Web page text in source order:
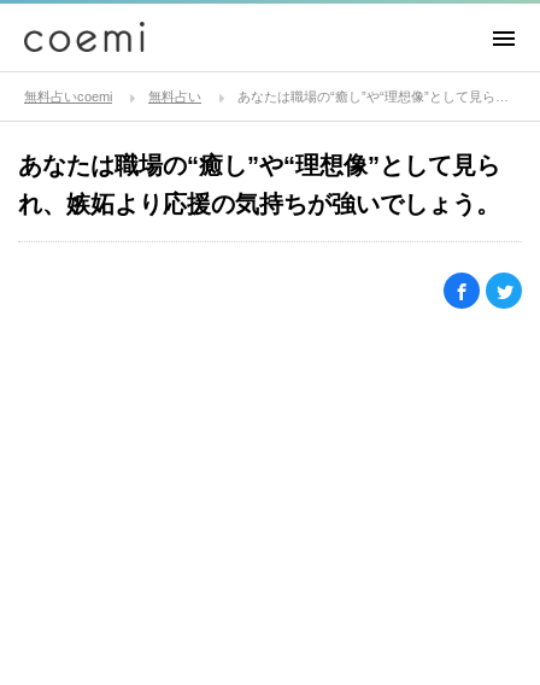
無料占いcoemi 無料占い
あなたは職場の“癒し”や“理想像”として見ら
れ、嫉妬より応援の気持ちが強いでしょう。